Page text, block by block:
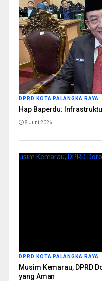
DPRD KOTA PALANGKA RAYA
Hap Baperdu:
8 Juni 2026
DPRD KOTA PALANGKA RAYA
Musim Kemarau, DPRD
yang Aman